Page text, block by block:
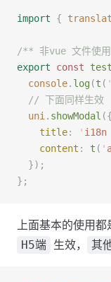
import {
/** 非vue 文件使
export const
  console
. log(t ( '
  // 下面同样生效
  uni
. showModal ({
    title
: ' i18n
    content
: t ( '
  });
};
上面基本的使用
H5端 生效， 其